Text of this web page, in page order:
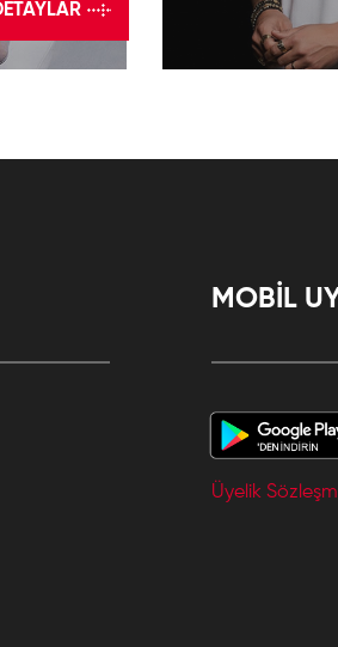
MOBİL
Üyelik